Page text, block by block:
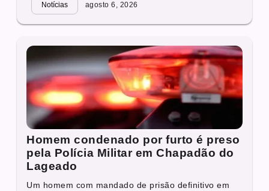
Notícias agosto 6, 2026
Homem condenado por furto é preso
pela Polícia Militar em Chapadão do
Lageado
Um homem com mandado de prisão definitivo em